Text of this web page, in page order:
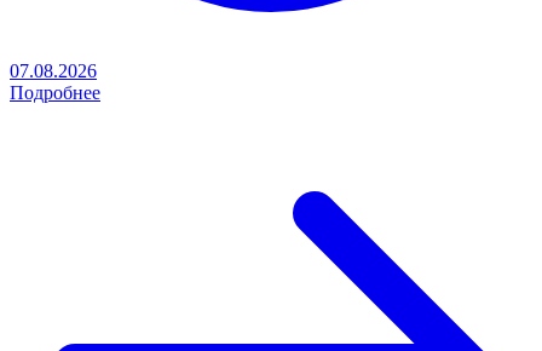
07.08.2026
Подробнее